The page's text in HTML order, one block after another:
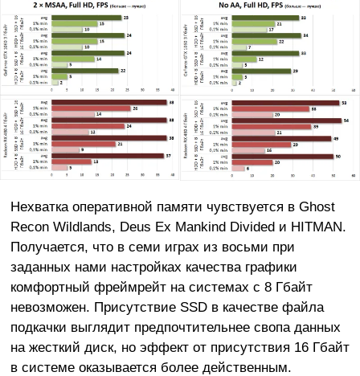
Нехватка оперативной памяти чувствуется в Ghost
Recon Wildlands, Deus Ex Mankind Divided и HITMAN.
Получается, что в семи играх из восьми при
заданных нами настройках качества графики
комфортный фреймрейт на системах с 8 Гбайт
невозможен. Присутствие SSD в качестве файла
подкачки выглядит предпочтительнее свопа данных
на жесткий диск, но эффект от присутствия 16 Гбайт
в системе оказывается более действенным.